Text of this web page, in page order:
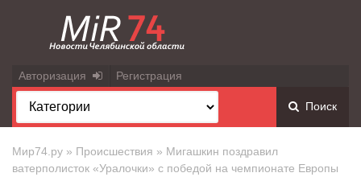
Авторизация Регистрация
Поиск
Мир74.ру » Происшествия » Мигашкин поздравил
ватерполисток «Уралочки» с победой на чемпионате Европы